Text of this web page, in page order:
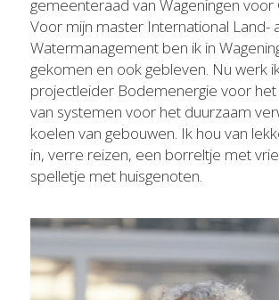
gemeenteraad van Wageningen voor
Voor mijn master International Land-
Watermanagement ben ik in
gekomen en ook gebleven. Nu werk
projectleider Bodemenergie voor
van systemen voor het duurzaam
koelen van gebouwen. Ik hou van
in, verre reizen, een borreltje met
spelletje met huisgenoten.